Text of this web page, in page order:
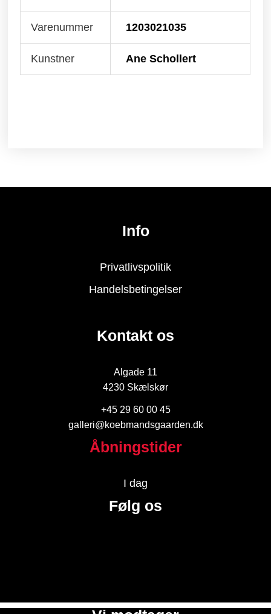
Varenummer 1203021035
Kunstner Ane Schollert
Info
Privatlivspolitik
Handelsbetingelser
Kontakt os
Algade 11
4230 Skælskør
+45 29 60 00 45
galleri@koebmandsgaarden.dk
Åbningstider
I dag
Følg os